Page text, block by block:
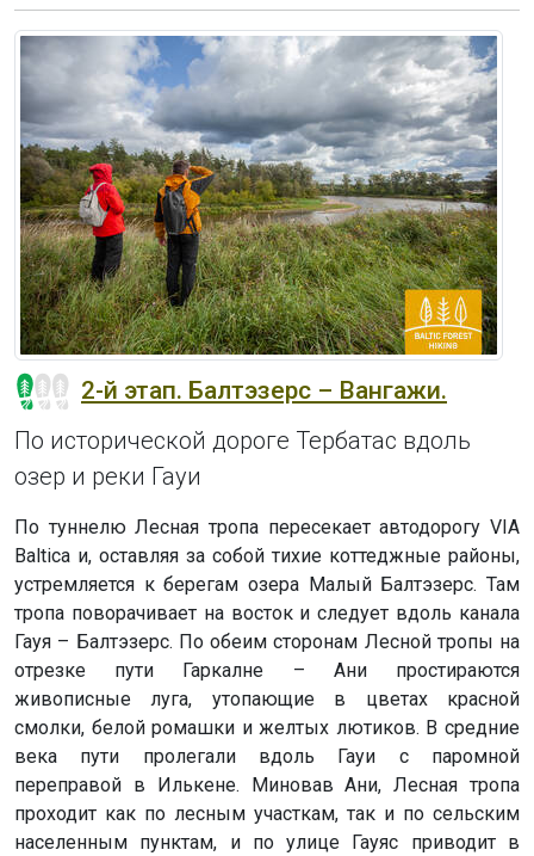
2-й этап. Балтэзерс – Вангажи.
По исторической дороге Тербатас вдоль
озер и реки Гауи
По туннелю Лесная тропа пересекает автодорогу VIA
Baltica и, оставляя за собой тихие коттеджные районы,
устремляется к берегам озера Малый Балтэзерс. Там
тропа поворачивает на восток и следует вдоль канала
Гауя – Балтэзерс. По обеим сторонам Лесной тропы на
отрезке пути Гаркалне – Ани простираются
живописные луга, утопающие в цветах красной
смолки, белой ромашки и желтых лютиков. В средние
века пути пролегали вдоль Гауи с паромной
переправой в Илькене. Миновав Ани, Лесная тропа
проходит как по лесным участкам, так и по сельским
населенным пунктам, и по улице Гауяс приводит в